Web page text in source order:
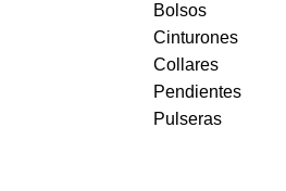
Bolsos
Cinturones
Collares
Pendientes
Pulseras